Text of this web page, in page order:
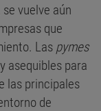
vuelve aún
que
Las pymes
asequibles para
las principales
de